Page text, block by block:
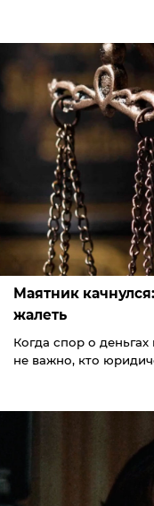
Маятник
жалеть
Когда спор о
не важно, кто